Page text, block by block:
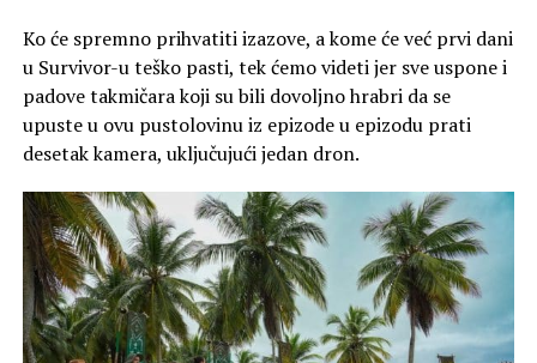
Ko će spremno prihvatiti izazove, a kome će već prvi dani
u Survivor-u teško pasti, tek ćemo videti jer sve uspone i
padove takmičara koji su bili dovoljno hrabri da se
upuste u ovu pustolovinu iz epizode u epizodu prati
desetak kamera, uključujući jedan dron.